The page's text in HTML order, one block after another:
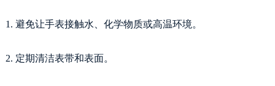
1. 避免让手表接触水、化学物质或高温环境。
2. 定期清洁表带和表面。